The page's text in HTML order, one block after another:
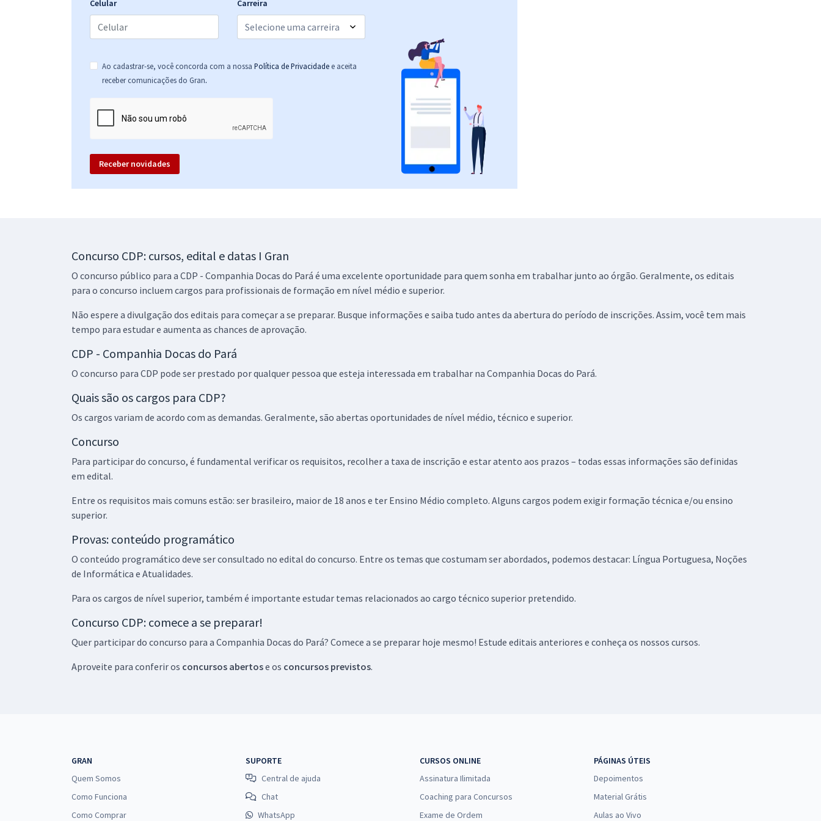
Celular Carreira
Ao cadastrar-se, você concorda com a nossa Política de Privacidade e aceita
receber comunicações do Gran.
Receber novidades
Concurso CDP: cursos, edital e datas I Gran
O concurso público para a CDP - Companhia Docas do Pará é uma excelente oportunidade para quem sonha em trabalhar junto ao órgão. Geralmente, os editais
para o concurso incluem cargos para profissionais de formação em nível médio e superior.
Não espere a divulgação dos editais para começar a se preparar. Busque informações e saiba tudo antes da abertura do período de inscrições. Assim, você tem mais
tempo para estudar e aumenta as chances de aprovação.
CDP - Companhia Docas do Pará
O concurso para CDP pode ser prestado por qualquer pessoa que esteja interessada em trabalhar na Companhia Docas do Pará.
Quais são os cargos para CDP?
Os cargos variam de acordo com as demandas. Geralmente, são abertas oportunidades de nível médio, técnico e superior.
Concurso
Para participar do concurso, é fundamental verificar os requisitos, recolher a taxa de inscrição e estar atento aos prazos – todas essas informações são definidas
em edital.
Entre os requisitos mais comuns estão: ser brasileiro, maior de 18 anos e ter Ensino Médio completo. Alguns cargos podem exigir formação técnica e/ou ensino
superior.
Provas: conteúdo programático
O conteúdo programático deve ser consultado no edital do concurso. Entre os temas que costumam ser abordados, podemos destacar: Língua Portuguesa, Noções
de Informática e Atualidades.
Para os cargos de nível superior, também é importante estudar temas relacionados ao cargo técnico superior pretendido.
Concurso CDP: comece a se preparar!
Quer participar do concurso para a Companhia Docas do Pará? Comece a se preparar hoje mesmo! Estude editais anteriores e conheça os nossos cursos.
Aproveite para conferir os concursos abertose os concursos previstos.
GRAN
Quem Somos
Como Funciona
Como Comprar
SUPORTE
Central de ajuda
Chat
WhatsApp
CURSOS ONLINE
Assinatura Ilimitada
Coaching para Concursos
Exame de Ordem
PÁGINAS ÚTEIS
Depoimentos
Material Grátis
Aulas ao Vivo